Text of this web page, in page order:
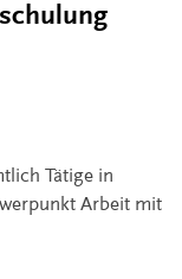
Tätige in
Arbeit mit